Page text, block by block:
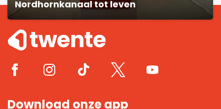
Nordhornkanaal tot leven
Download onze app